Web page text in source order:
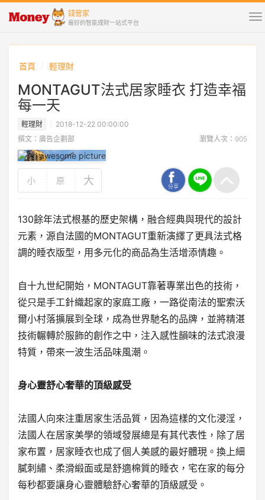
錢管家
最好的智能理財一站式平台
首頁 輕理財
MONTAGUT法式居家睡衣 打造幸福
每一天
輕理財
2018-12-22 00:00:00
撰文：廣告企劃部
瀏覽人次：905
小 原 大 分享
130餘年法式根基的歷史架構，融合經典與現代的設計
元素，源自法國的MONTAGUT重新演繹了更具法式格
調的睡衣版型，用多元化的商品為生活增添情趣。
自十九世紀開始，MONTAGUT靠著專業出色的技術，
從只是手工針織起家的家庭工廠，一路從南法的聖索沃
爾小村落擴展到全球，成為世界馳名的品牌，並將精湛
技術輾轉於服飾的創作之中，注入感性韻味的法式浪漫
特質，帶來一波生活品味風潮。
身心靈舒心奢華的頂級感受
法國人向來注重居家生活品質，因為這樣的文化浸淫，
法國人在居家美學的領域發展總是有其代表性，除了居
家布置，居家睡衣也成了個人美感的最好體現。換上細
膩刺繡、柔滑緞面或是舒適棉質的睡衣，宅在家的每分
每秒都要讓身心靈體驗舒心奢華的頂級感受。